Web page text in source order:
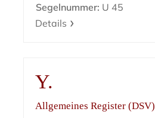
Segelnummer: U 45
Details
Y.
Allgemeines Register (DSV)